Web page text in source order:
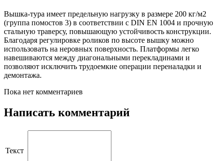
Вышка-тура имеет предельную нагрузку в размере 200 кг/м2
(группа помостов 3) в соответствии с DIN EN 1004 и прочную
стальную траверсу, повышающую устойчивость конструкции.
Благодаря регулировке роликов по высоте вышку можно
использовать на неровных поверхность. Платформы легко
навешиваются между диагональными перекладинами и
позволяют исключить трудоемкие операции переналадки и
демонтажа.
Пока нет комментариев
Написать комментарий
Текст